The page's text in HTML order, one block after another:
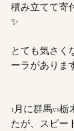
積み立てて寄
✨
とても気さく
ーラがありま
1月に群馬vs
たが、スピー